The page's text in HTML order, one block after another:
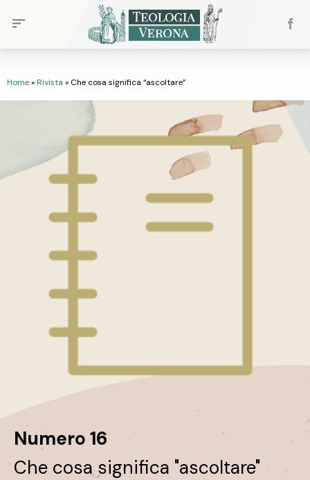
Home»Rivista » Che cosa significa “ascoltare”
Numero 16
Che cosa significa "ascoltare"